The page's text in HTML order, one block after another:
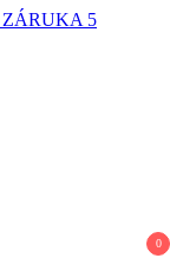
5 ROKOV
0